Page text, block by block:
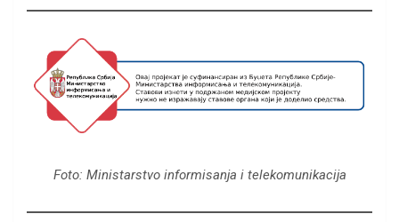
Foto: Ministarstvo informisanja i telekomunikacija